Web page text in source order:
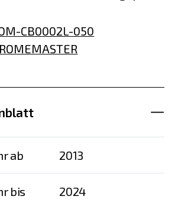
CB0002L-050
ab 2013
bis 2024